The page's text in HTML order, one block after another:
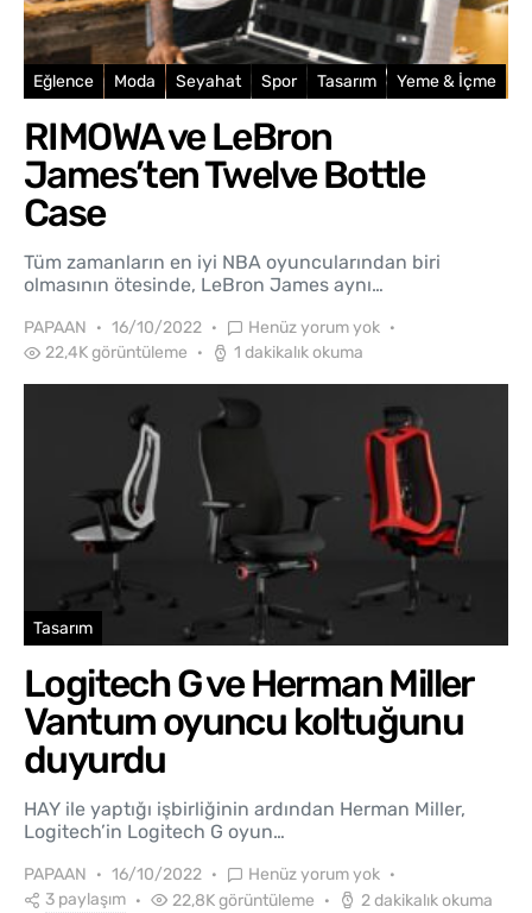
Eğlence Moda Seyahat Spor Tasarım Yeme & İçme
RIMOWA ve LeBron
James’ten Twelve Bottle
Case
Tüm zamanların en iyi NBA oyuncularından biri
olmasının ötesinde, LeBron James aynı…
PAPAAN 16/10/2022
Henüz yorum yok
22,4K görüntüleme
1 dakikalık okuma
Tasarım
Logitech G ve Herman Miller
Vantum oyuncu koltuğunu
duyurdu
HAY ile yaptığı işbirliğinin ardından Herman Miller,
Logitech’in Logitech G oyun…
PAPAAN 16/10/2022
Henüz yorum yok
3 paylaşım
22,8K görüntüleme 2 dakikalık okuma